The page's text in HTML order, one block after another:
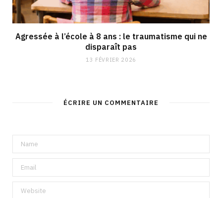
Agressée à l’école à 8 ans : le traumatisme qui ne
disparaît pas
13 FÉVRIER 2026
ÉCRIRE UN COMMENTAIRE